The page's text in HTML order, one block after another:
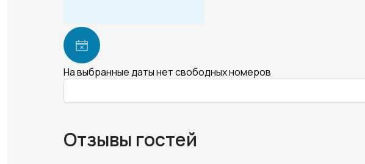
На выбранные даты нет свободных номеров
Отзывы гостей